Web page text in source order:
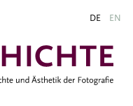
DE EN